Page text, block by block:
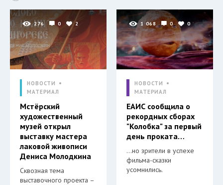
276 0 2
НОВОСТИ
МАТЕРИАЛ
Мстёрский
художественный
музей открыл
выставку мастера
лаковой живописи
Дениса Молодкина
Сквозная тема
выставочного проекта –
1 068 0 0
НОВОСТИ
МАТЕРИАЛ
ЕАИС сообщила о
рекордных сборах
"Колобка" за первый
день проката…
…но зрители в успехе
фильма-сказки
усомнились.